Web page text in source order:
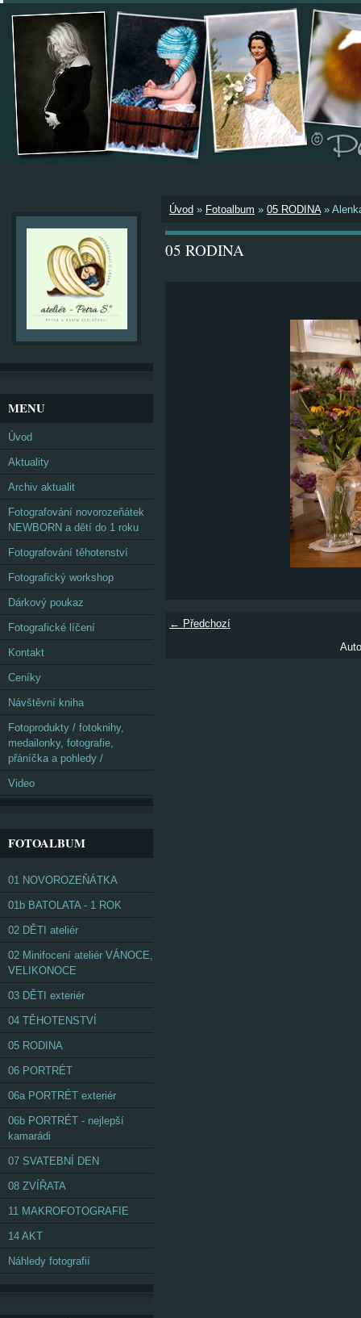
Úvod » Fotoalbum » 05 RODINA»
05 RODINA
← Předchozí
MENU
Úvod
Aktuality
Archiv aktualit
Fotografování novorozeňátek
NEWBORN a dětí do 1 roku
Fotografování těhotenství
Fotografický workshop
Dárkový poukaz
Fotografické líčení
Kontakt
Ceníky
Návštěvní kniha
Fotoprodukty / fotoknihy,
medailonky, fotografie,
přáníčka a pohledy /
Video
FOTOALBUM
01 NOVOROZEŇÁTKA
01b BATOLATA - 1 ROK
02 DĚTI ateliér
02 Minifocení ateliér VÁNOCE,
VELIKONOCE
03 DĚTI exteriér
04 TĚHOTENSTVÍ
05 RODINA
06 PORTRÉT
06a PORTRÉT exteriér
06b PORTRÉT - nejlepší
kamarádi
07 SVATEBNÍ DEN
08 ZVÍŘATA
11 MAKROFOTOGRAFIE
14 AKT
Náhledy fotografií